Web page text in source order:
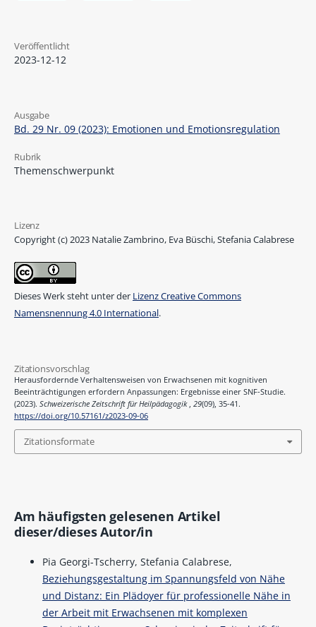
Veröffentlicht
2023-12-12
Ausgabe
Bd. 29 Nr. 09 (2023): Emotionen und Emotionsregulation
Rubrik
Themenschwerpunkt
Lizenz
Copyright (c) 2023 Natalie Zambrino, Eva Büschi, Stefania Calabrese
Dieses Werk steht unter der Lizenz Creative Commons
Namensnennung 4.0 International.
Zitationsvorschlag
Herausfordernde Verhaltensweisen von Erwachsenen mit kognitiven
Beeinträchtigungen erfordern Anpassungen: Ergebnisse einer SNF-Studie.
(2023). Schweizerische Zeitschrift für Heilpädagogik 29(09), 35-41.
https://doi.org/10.57161/z2023-09-06
Zitationsformate
Am häufigsten gelesenen Artikel
dieser/dieses Autor/in
Pia Georgi-Tscherry, Stefania Calabrese,
Beziehungsgestaltung im Spannungsfeld von Nähe
und Distanz: Ein Plädoyer für professionelle Nähe in
der Arbeit mit Erwachsenen mit komplexen